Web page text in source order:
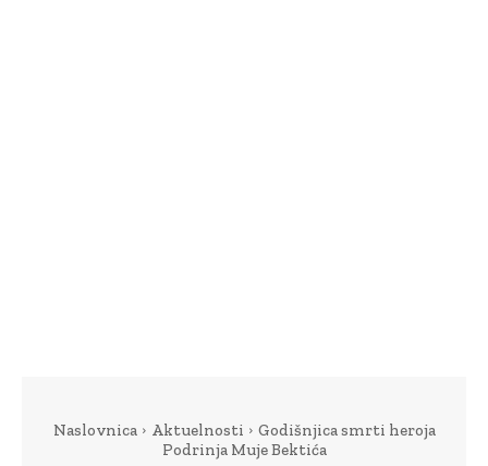
Naslovnica Aktuelnosti
Godišnjica smrti heroja
Podrinja Muje Bektića